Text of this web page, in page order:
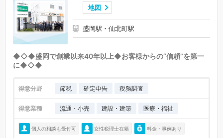
地図
盛岡駅・仙北町駅
◆◇◆盛岡で創業以来40年以上◆お客様からの“信頼”を第一
に◆◇◆
得意分野 節税 確定申告 税務調査
得意業種 流通・小売 建設・建築 医療・福祉
個人の相談も受付可 女性税理士在籍 料金・事例あり